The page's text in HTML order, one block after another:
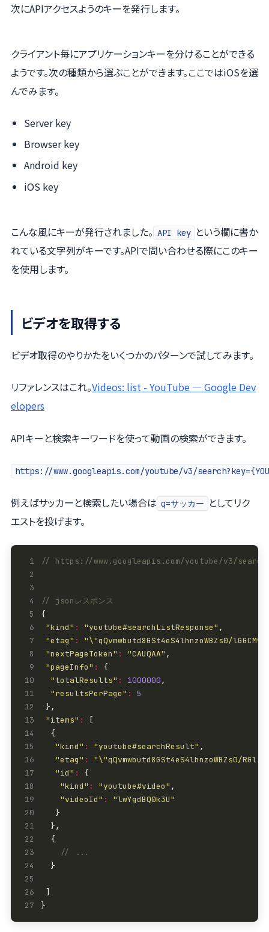
次にAPIアクセスようのキーを発行します。
クライアント毎にアプリケーションキーを分けることができる
ようです。次の種類から選ぶことができます。ここではiOSを選
んでみます。
Server key
Browser key
Android key
iOS key
こんな風にキーが発行されました。 API key という欄に書か
れている文字列がキーです。APIで問い合わせる際にこのキー
を使用します。
ビデオを取得する
ビデオ取得のやりかたをいくつかのパターンで試してみます。
リファレンスはこれ。Videos: list - YouTube — Google Dev
elopers
APIキーと検索キーワードを使って動画の検索ができます。
https://www.googleapis.com/youtube/v3/
例えばサッカーと検索したい場合は q=サッカー
としてリク
エストを投げます。
1
2
3
4
5
6
"kind" : "youtube#searchListResponse"
7
"etag" :
"\"qQvmwbutd8GSt4eS4lhnzoWBZs0/
8
"nextPageToken" : "CAUQAA"
9
"pageInfo" :
10
"totalResults" : 1000000
11
"resultsPerPage" :
5
12
13
"items" :
14
15
"kind" : "youtube#searchResult"
16
"etag" :
"\"qQvmwbutd8GSt4eS4lhnzoWBZs0/
17
"id" :
18
"kind" : "youtube#video"
19
"videoId" :
"lwYgdBQ0k3U"
20
21
22
23
24
25
26
27